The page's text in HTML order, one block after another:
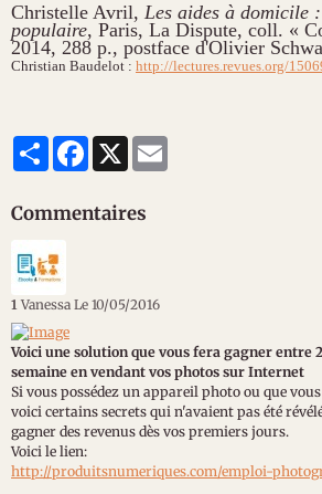
Christelle Avril, Les aides à domicile
populaire, Paris, La Dispute, coll. «
2014, 288 p., postface d'Olivier
Christian Baudelot : http://lectures.revues.org/
PartagerFacebook
X
Commentaires
1 Vanessa Le 10/05/2016
Voici une solution que vous fera gagner entre
semaine en vendant vos photos sur Internet
Si vous possédez un appareil photo ou que
voici certains secrets qui n'avaient pas été
gagner des revenus dès vos premiers jours.
Voici le lien:
http://produitsnumeriques.com/emploi-